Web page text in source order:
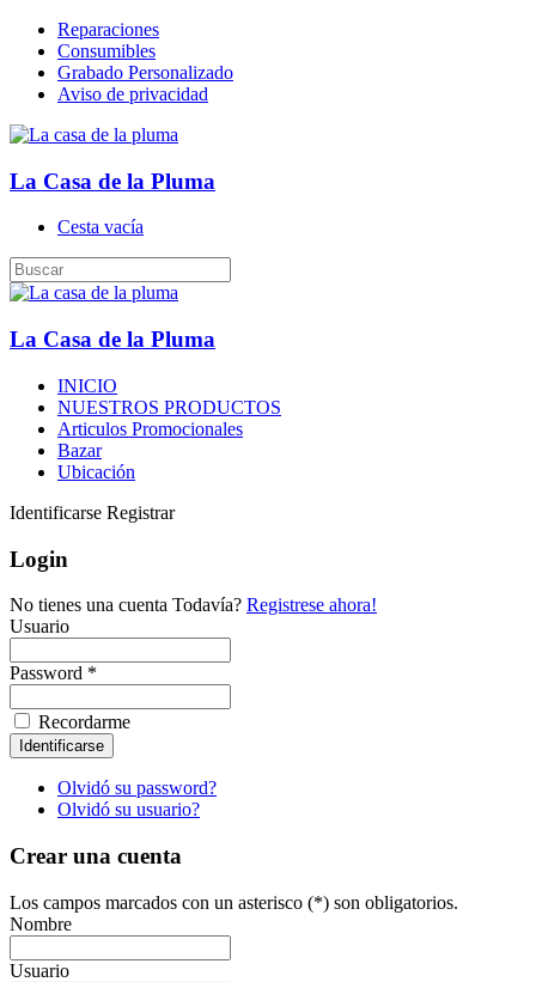
Reparaciones
Consumibles
Grabado Personalizado
Aviso de privacidad
La Casa de la Pluma
Cesta vacía
La Casa de la Pluma
INICIO
NUESTROS PRODUCTOS
Articulos Promocionales
Bazar
Ubicación
Identificarse Registrar
Login
No tienes una cuenta Todavía? Registrese ahora!
Usuario
Password *
Recordarme
Olvidó su password?
Olvidó su usuario?
Crear una cuenta
Los campos marcados con un asterisco (*) son obligatorios.
Nombre
Usuario